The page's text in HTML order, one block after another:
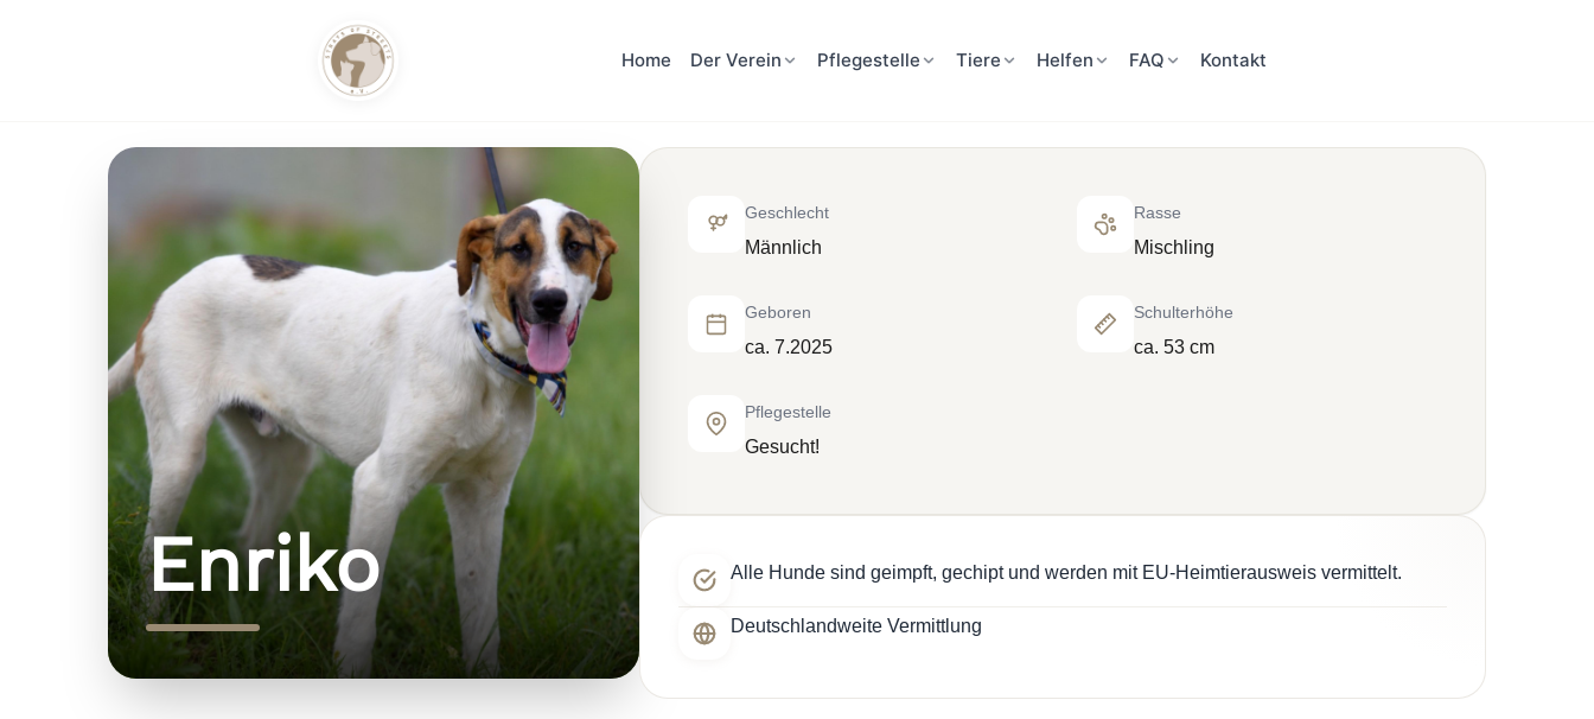
Home Der Verein Pflegestelle Tiere Helfen FAQ Kontakt
Enriko
Geschlecht
Männlich
Rasse
Mischling
Geboren
ca. 7.2025
Schulterhöhe
ca. 53 cm
Pflegestelle
Gesucht!
Alle Hunde sind geimpft, gechipt und werden mit EU-Heimtierausweis vermittelt.
Deutschlandweite Vermittlung